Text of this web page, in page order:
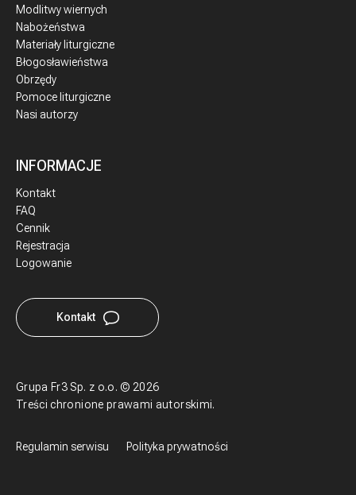
Modlitwy wiernych
Nabożeństwa
Materiały liturgiczne
Błogosławieństwa
Obrzędy
Pomoce liturgiczne
Nasi autorzy
INFORMACJE
Kontakt
FAQ
Cennik
Rejestracja
Logowanie
Kontakt
Grupa Fr3 Sp. z o.o. © 2026
Treści chronione prawami autorskimi.
Regulamin serwisu Polityka prywatności